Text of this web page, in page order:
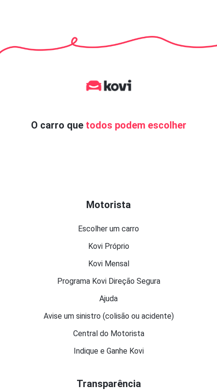
O carro que todos podem escolher
Motorista
Escolher um carro
Kovi Próprio
Kovi Mensal
Programa Kovi Direção Segura
Ajuda
Avise um sinistro (colisão ou acidente)
Central do Motorista
Indique e Ganhe Kovi
Transparência